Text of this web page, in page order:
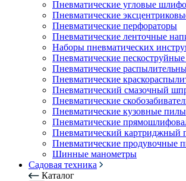
Пневматические угловые
Пневматические
Пневматические перфораторы
Пневматические ленточные
Наборы пневматических
Пневматические
Пневматические
Пневматические
Пневматический смазочный
Пневматические
Пневматические кузовные пилы
Пневматические
Пневматический картриджный
Пневматические продувочные
Шинные манометры
Садовая техника
Каталог